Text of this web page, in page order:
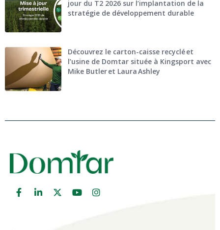
jour du T2 2026 sur l’implantation de la
stratégie de développement durable
Découvrez le carton-caisse recyclé et
l’usine de Domtar située à Kingsport avec
Mike Butler et Laura Ashley